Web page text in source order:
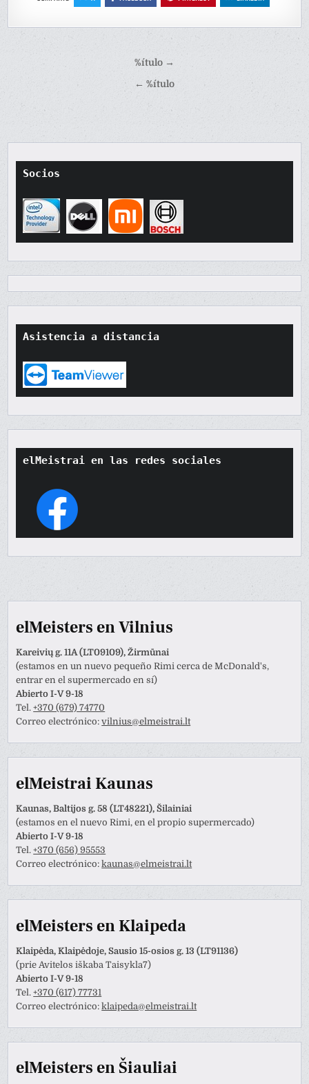
%ítulo →
← %ítulo
Socios
Asistencia a distancia
elMeistrai en las redes sociales
elMeisters en Vilnius
Kareivių g. 11A (LT09109), Žirmūnai
(estamos en un nuevo pequeño Rimi cerca de McDonald's,
entrar en el supermercado en sí)
Abierto I-V 9-18
Tel.+370 (679) 74770
Correo electrónico:vilnius@elmeistrai.lt
elMeistrai Kaunas
Kaunas, Baltijos g. 58 (LT48221), Šilainiai
(estamos en el nuevo Rimi, en el propio supermercado)
Abierto I-V 9-18
Tel.+370 (656) 95553
Correo electrónico:kaunas@elmeistrai.lt
elMeisters en Klaipeda
Klaipėda, Klaipėdoje, Sausio 15-osios g. 13 (LT91136)
(prie Avitelos iškaba Taisykla7)
Abierto I-V 9-18
Tel.+370 (617) 77731
Correo electrónico:klaipeda@elmeistrai.lt
elMeisters en Šiauliai